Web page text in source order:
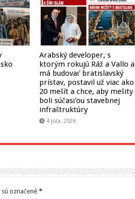
Arabský developer, s
ktorým rokujú Ráž a Vallo a
má budovať bratislavský
prístav, postavil už viac ako
20 mešít a chce, aby mešity
boli súčasťou stavebnej
infraštruktúry
4 júla, 2026
označené*